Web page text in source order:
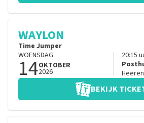
WAYLON
Time Jumper
WOENSDAG
14OKTOBER
2026
20:15
BEKIJK